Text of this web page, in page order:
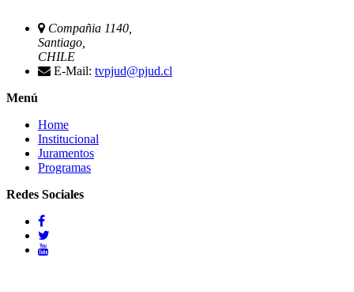
Compañia 1140,
Santiago,
CHILE
E-Mail: tvpjud@pjud.cl
Menú
Home
Institucional
Juramentos
Programas
Redes Sociales